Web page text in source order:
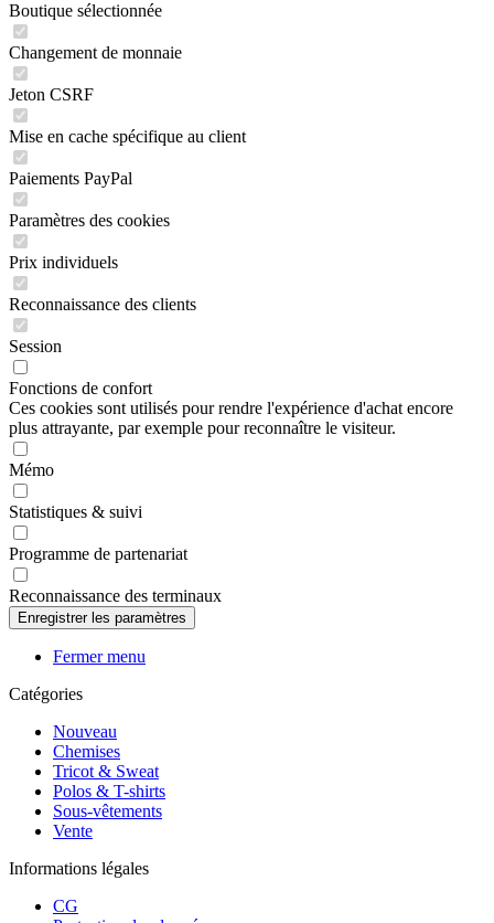
Boutique sélectionnée
Changement de monnaie
Jeton CSRF
Mise en cache spécifique au client
Paiements PayPal
Paramètres des cookies
Prix individuels
Reconnaissance des clients
Session
Fonctions de confort
Ces cookies sont utilisés pour rendre l'expérience d'achat encore
plus attrayante, par exemple pour reconnaître le visiteur.
Mémo
Statistiques & suivi
Programme de partenariat
Reconnaissance des terminaux
Fermer menu
Catégories
Nouveau
Chemises
Tricot & Sweat
Polos & T-shirts
Sous-vêtements
Vente
Informations légales
CG